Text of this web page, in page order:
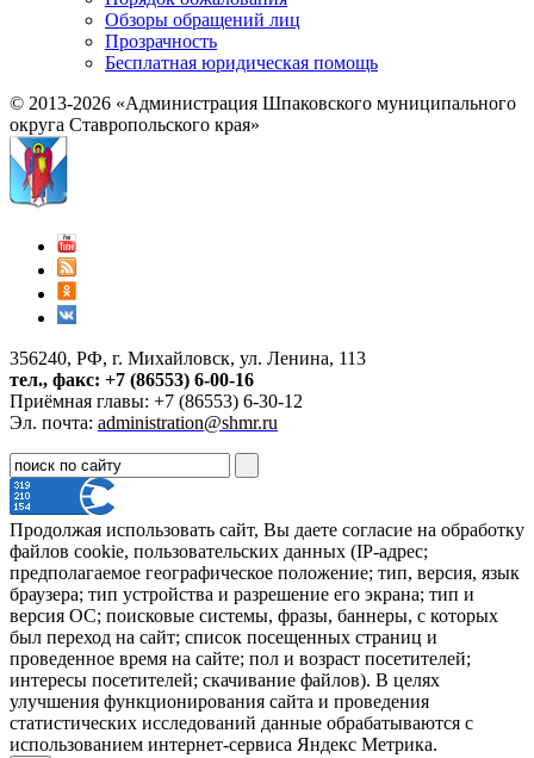
Обзоры обращений лиц
Прозрачность
Бесплатная юридическая помощь
© 2013-2026 «Администрация Шпаковского муниципального
округа Ставропольского края»
356240, РФ, г. Михайловск, ул. Ленина, 113
тел., факс: +7 (86553) 6-00-16
Приёмная главы: +7 (86553) 6-30-12
Эл. почта: administration@shmr.ru
Продолжая использовать сайт, Вы даете согласие на обработку
файлов cookie, пользовательских данных (IP-адрес;
предполагаемое географическое положение; тип, версия, язык
браузера; тип устройства и разрешение его экрана; тип и
версия ОС; поисковые системы, фразы, баннеры, с которых
был переход на сайт; список посещенных страниц и
проведенное время на сайте; пол и возраст посетителей;
интересы посетителей; скачивание файлов). В целях
улучшения функционирования сайта и проведения
статистических исследований данные обрабатываются с
использованием интернет-сервиса Яндекс Метрика.